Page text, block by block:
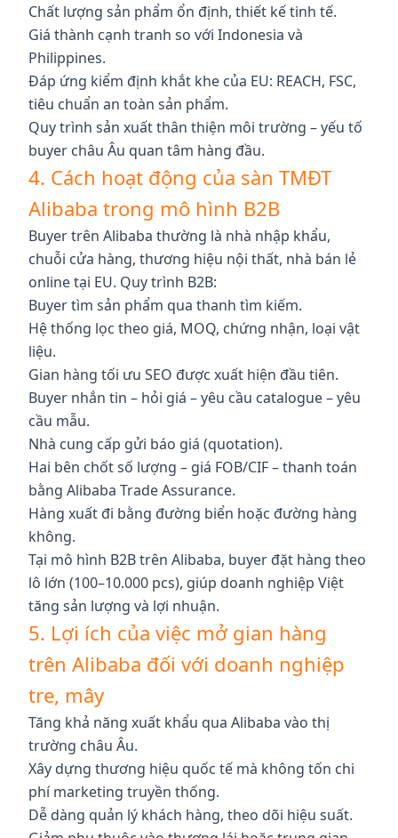
Chất lượng sản phẩm ổn định, thiết kế tinh tế.
Giá thành cạnh tranh so với Indonesia và
Philippines.
Đáp ứng kiểm định khắt khe của EU: REACH, FSC,
tiêu chuẩn an toàn sản phẩm.
Quy trình sản xuất thân thiện môi trường – yếu tố
buyer châu Âu quan tâm hàng đầu.
4. Cách hoạt động của sàn TMĐT
Alibaba trong mô hình B2B
Buyer trên Alibaba thường là nhà nhập khẩu,
chuỗi cửa hàng, thương hiệu nội thất, nhà bán lẻ
online tại EU. Quy trình B2B:
Buyer tìm sản phẩm qua thanh tìm kiếm.
Hệ thống lọc theo giá, MOQ, chứng nhận, loại vật
liệu.
Gian hàng tối ưu SEO được xuất hiện đầu tiên.
Buyer nhắn tin – hỏi giá – yêu cầu catalogue – yêu
cầu mẫu.
Nhà cung cấp gửi báo giá (quotation).
Hai bên chốt số lượng – giá FOB/CIF – thanh toán
bằng Alibaba Trade Assurance.
Hàng xuất đi bằng đường biển hoặc đường hàng
không.
Tại mô hình B2B trên Alibaba, buyer đặt hàng theo
lô lớn (100–10.000 pcs), giúp doanh nghiệp Việt
tăng sản lượng và lợi nhuận.
5. Lợi ích của việc mở gian hàng
trên Alibaba đối với doanh nghiệp
tre, mây
Tăng khả năng xuất khẩu qua Alibaba vào thị
trường châu Âu.
Xây dựng thương hiệu quốc tế mà không tốn chi
phí marketing truyền thống.
Dễ dàng quản lý khách hàng, theo dõi hiệu suất.